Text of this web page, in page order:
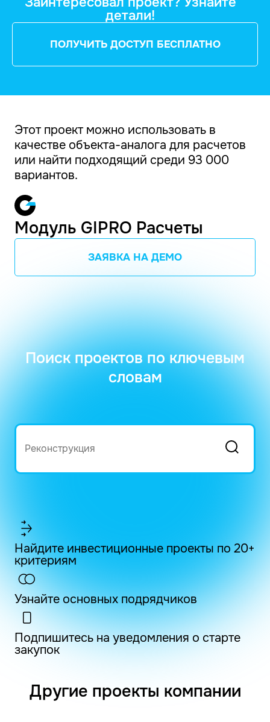
детали!
ПОЛУЧИТЬ ДОСТУП БЕСПЛАТНО
Этот проект можно использовать в
качестве объекта-аналога для расчетов
или найти подходящий среди 93 000
вариантов.
Модуль GIPRO Расчеты
ЗАЯВКА НА ДЕМО
Поиск проектов по ключевым
словам
Найдите инвестиционные проекты по 20+
критериям
Узнайте основных подрядчиков
Подпишитесь на уведомления о старте
закупок
Другие проекты компании